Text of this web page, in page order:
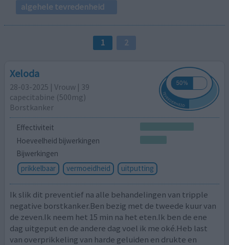
algehele tevredenheid
1 2
Xeloda
28-03-2025 | Vrouw | 39
capecitabine (500mg)
Borstkanker
Effectiviteit
Hoeveelheid bijwerkingen
Bijwerkingen
prikkelbaar
vermoeidheid uitputting
Ik slik dit preventief na alle behandelingen van tripple
negative borstkanker.Ben bezig met de tweede kuur van
de zeven.Ik neem het 15 min na het eten.Ik ben de ene
dag uitgeput en de andere dag voel ik me oké.Heb last
van overprikkeling van harde geluiden en drukte en